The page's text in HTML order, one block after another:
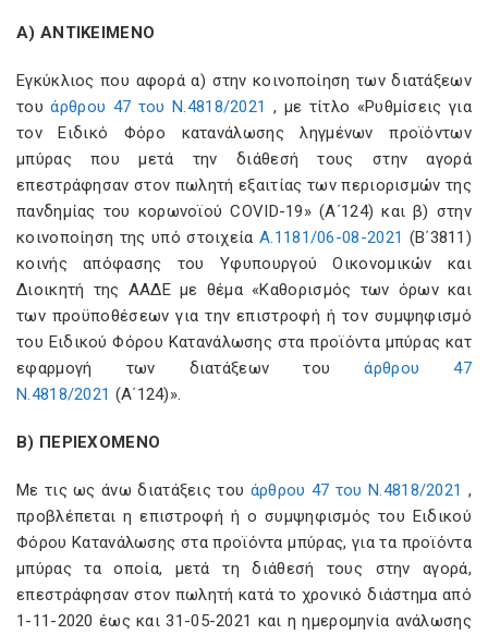
Α) ΑΝΤΙΚΕΙΜΕΝΟ
Εγκύκλιος που αφορά α) στην κοινοποίηση των διατάξεων
τουάρθρου 47 του Ν.4818/2021 , με τίτλο «Ρυθμίσεις για
τον Ειδικό Φόρο κατανάλωσης ληγμένων προϊόντων
μπύρας που μετά την διάθεσή τους στην αγορά
επεστράφησαν στον πωλητή εξαιτίας των περιορισμών της
πανδημίας του κορωνοϊού COVID-19» (Α΄124) και β) στην
κοινοποίηση της υπό στοιχείαΑ.1181/06-08-2021 (Β΄3811)
κοινής απόφασης του Υφυπουργού Οικονομικών και
Διοικητή της ΑΑΔΕ με θέμα «Καθορισμός των όρων και
των προϋποθέσεων για την επιστροφή ή τον συμψηφισμό
του Ειδικού Φόρου Κατανάλωσης στα προϊόντα μπύρας κατ
εφαρμογή των διατάξεων τουάρθρου 47
Ν.4818/2021 (A΄124)».
Β) ΠΕΡΙΕΧΟΜΕΝΟ
Με τις ως άνω διατάξεις του άρθρου 47 του Ν.4818/2021 ,
προβλέπεται η επιστροφή ή ο συμψηφισμός του Ειδικού
Φόρου Κατανάλωσης στα προϊόντα μπύρας, για τα προϊόντα
μπύρας τα οποία, μετά τη διάθεσή τους στην αγορά,
επεστράφησαν στον πωλητή κατά το χρονικό διάστημα από
1-11-2020 έως και 31-05-2021 και η ημερομηνία ανάλωσης